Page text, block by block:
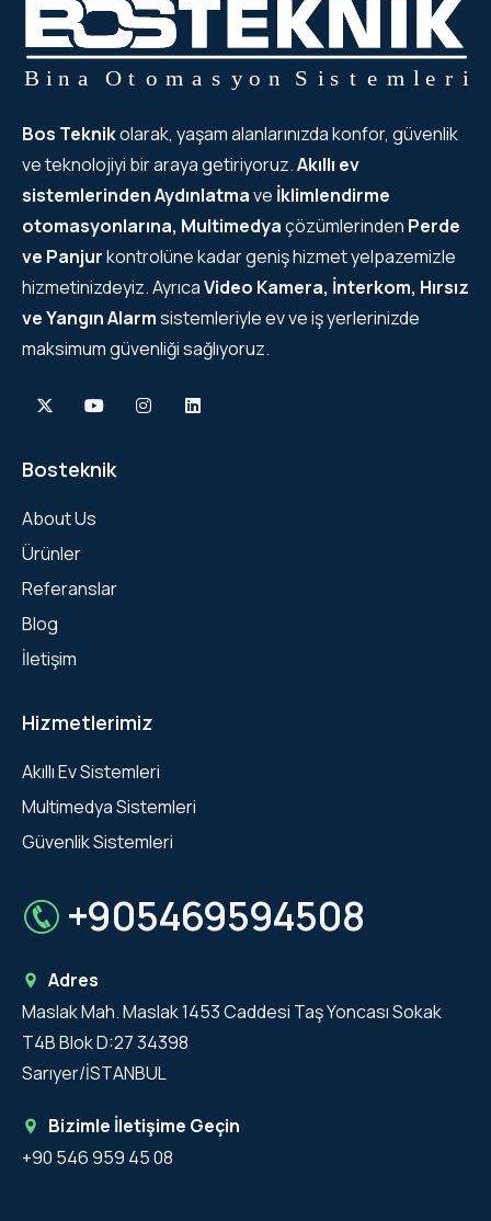
Bos Teknikolarak, yaşam alanlarınızda konfor, güvenlik
ve teknolojiyi bir araya getiriyoruz.Akıllı ev
sistemlerindenAydınlatmave İklimlendirme
otomasyonlarına, Multimedyaçözümlerinden Perde
ve Panjurkontrolüne kadar geniş hizmet yelpazemizle
hizmetinizdeyiz. AyrıcaVideo Kamera, İnterkom, Hırsız
ve Yangın Alarmsistemleriyle ev ve iş yerlerinizde
maksimum güvenliği sağlıyoruz.
Bosteknik
About Us
Ürünler
Referanslar
Blog
İletişim
Hizmetlerimiz
Akıllı Ev Sistemleri
Multimedya Sistemleri
Güvenlik Sistemleri
+905469594508
Adres
Maslak Mah. Maslak 1453 Caddesi Taş Yoncası Sokak
T4B Blok D:27 34398
Sarıyer/İSTANBUL
Bizimle İletişime Geçin
+90 546 959 45 08